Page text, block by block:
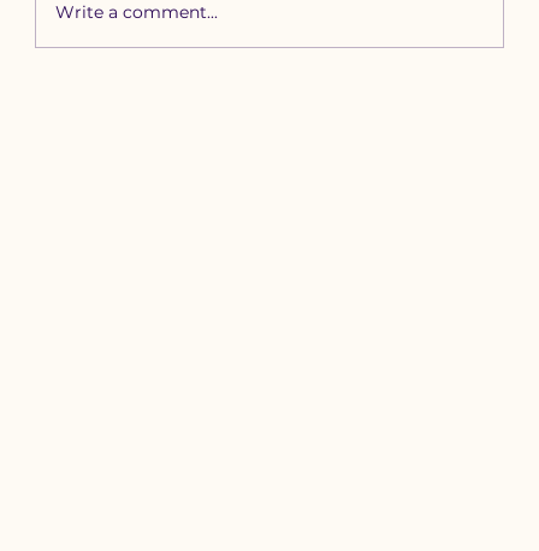
Write a comment...